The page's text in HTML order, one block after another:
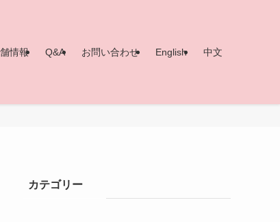
情報 Q&A お問い合わせ English 中文
カテゴリー